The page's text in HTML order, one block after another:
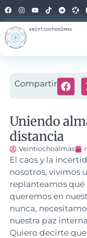
veintiochoalmas
Compartir
Uniendo
distancia
Veintiochoalmas
El caos y la
nosotros, vivimos
replanteamos qué
queremos en
nunca,
nuestra paz
Quiero decirte